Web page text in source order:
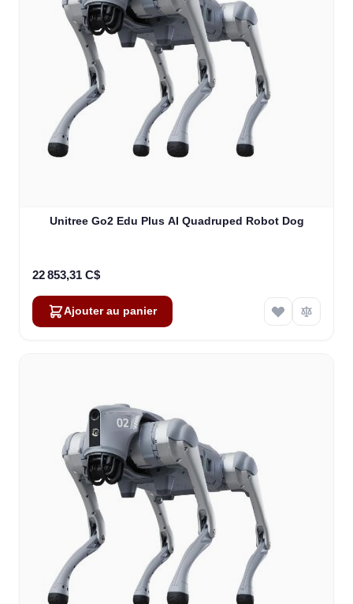
Unitree Go2 Edu Plus AI Quadruped Robot Dog
22 853,31 C$
Ajouter au panier